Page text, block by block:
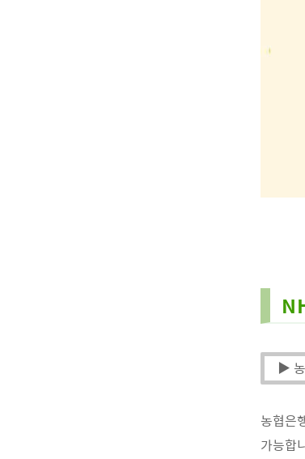
▶
농협은
가능합